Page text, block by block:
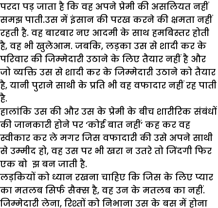
परदा पड़ जाता है कि वह अपने प्रेमी की असलियत नहीं
समझ पाती.उस में इंसान की परख करने की क्षमता नहीं
रहती है. वह बारबार नए आदमी के साथ हमबिस्तर होती
है, वह भी खुलेआम. जबकि, लड़का उस से शादी कर के
परिवार की जिम्मेदारी उठाने के लिए तैयार नहीं है और
जो व्यक्ति उस से शादी कर के जिम्मेदारी उठाने को तैयार
है, यानी पुराने साथी के प्रति भी वह वफादार नहीं रह पाती
है.
हालांकि उस की और उस के प्रेमी के बीच शारीरिक संबंधों
की जानकारी होने पर ‘कोई बात नहीं’ कह कर वह
स्वीकार कर ले मगर जिस वफादारी की उसे अपने साथी
से उम्मीद हो, वह उस पर भी खरा न उतरे तो जिंदगी फिर
एक बो झ बन जाती है.
लड़कियों को ध्यान रखना चाहिए कि जिस के लिए प्यार
का मतलब सिर्फ सैक्स है, वह उन के मतलब का नहीं.
जिम्मेदारी लेना, रिश्तों को निभाना उस के बस में होना